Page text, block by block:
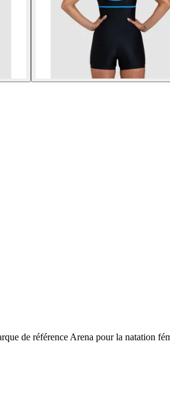
de référence Arena pour la natation